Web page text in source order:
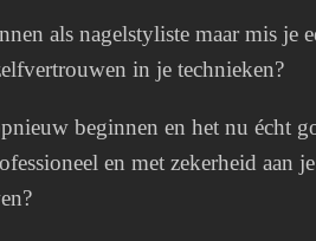
als nagelstyliste maar mis je
in je technieken?
beginnen en het nu écht
en met zekerheid aan je